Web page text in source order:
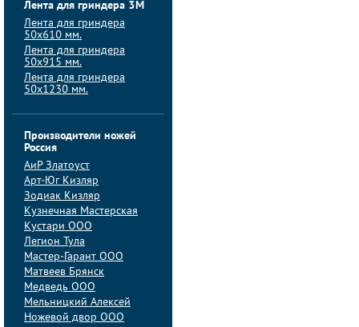
Лента для гриндера 3M
Лента для гриндера
50x610 мм.
Лента для гриндера
50x915 мм.
Лента для гриндера
50x1230 мм.
Производители ножей
Россия
АиP Златоуст
Арт-Юг Кизляр
Зодиак Кизляр
Кузнечная Мастерская
Кустари ООО
Легион Тула
Мастер-Гарант ООО
Матвеев Брянск
Медведь ООО
Мельницкий Алексей
Ножевой двор ООО